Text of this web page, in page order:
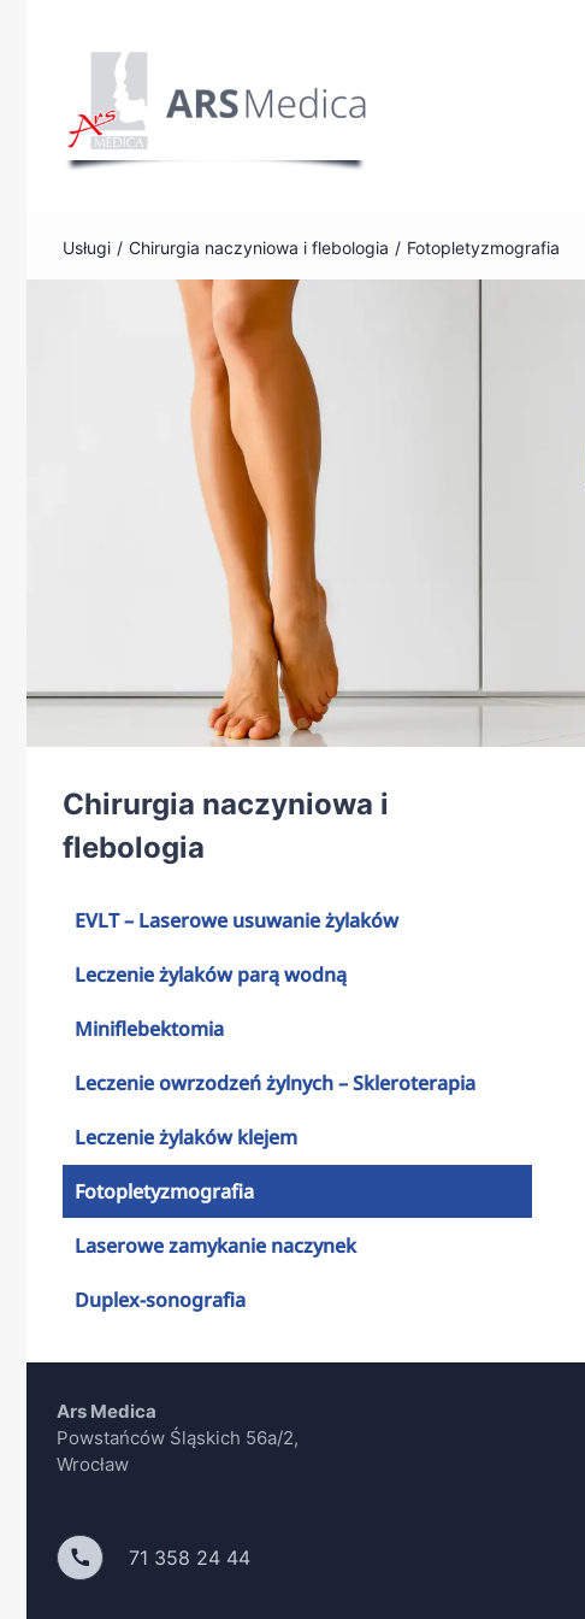
Usługi Chirurgia naczyniowa i flebologia Fotopletyzmografia
3 grudnia, 2023
Fotopletyzmografia
Chirurgia naczyniowa i
flebologia
EVLT – Laserowe usuwanie żylaków
Leczenie żylaków parą wodną
Miniflebektomia
Leczenie owrzodzeń żylnych – Skleroterapia
Leczenie żylaków klejem
Fotopletyzmografia
Laserowe zamykanie naczynek
Duplex-sonografia
Ars Medica
Powstańców Śląskich 56a/2,
Wrocław
71 358 24 44